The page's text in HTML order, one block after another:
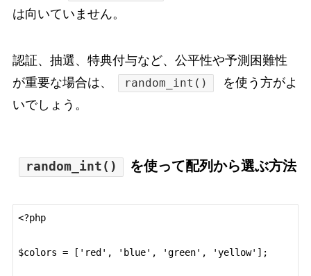
は向いていません。
認証、抽選、特典付与など、公平性や予測困難性
が重要な場合は、
random_int()
を使う方がよ
いでしょう。
random_int() を使って配列から選ぶ方法
<?php
$colors = ['red', 'blue', 'green', 'yellow'];